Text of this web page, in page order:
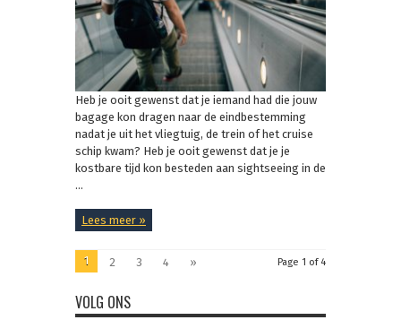
Heb je ooit gewenst dat je iemand had die jouw
bagage kon dragen naar de eindbestemming
nadat je uit het vliegtuig, de trein of het cruise
schip kwam? Heb je ooit gewenst dat je je
kostbare tijd kon besteden aan sightseeing in de
...
Lees meer »
Page 1 of 4
1 2 3 4 »
VOLG ONS